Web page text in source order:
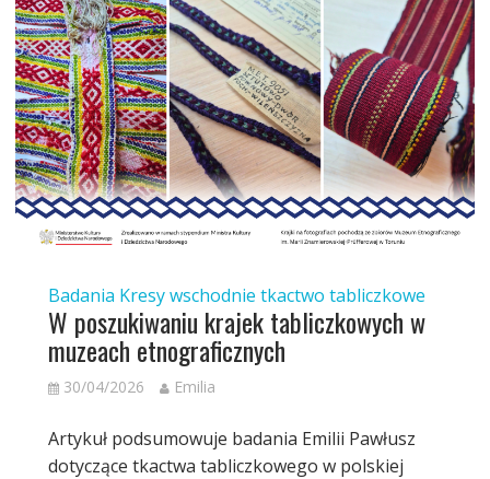
Badania Kresy wschodnie tkactwo tabliczkowe
W poszukiwaniu krajek tabliczkowych w
muzeach etnograficznych
30/04/2026 Emilia
Artykuł podsumowuje badania Emilii Pawłusz
dotyczące tkactwa tabliczkowego w polskiej